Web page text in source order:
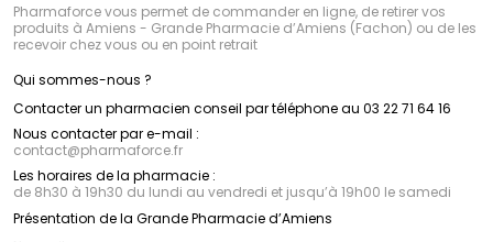
Pharmaforce vous permet de commander en ligne, de retirer vos
produits à Amiens - Grande Pharmacie d’Amiens (Fachon) ou de les
recevoir chez vous ou en point retrait
Qui sommes-nous ?
Contacter un pharmacien conseil par téléphone au 03 22 71 64 16
Nous contacter par e-mail :
contact@pharmaforce.fr
Les horaires de la pharmacie :
de 8h30 à 19h30 du lundi au vendredi et jusqu’à 19h00 le samedi
Présentation de la Grande Pharmacie d’Amiens